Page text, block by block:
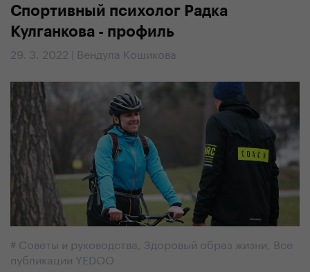
Спортивный психолог Радка
Кулганкова - профиль
29. 3. 2022 | Вендула Кошикова
# Советы и руководства, Здоровый образ жизни, Все
публикации YEDOO